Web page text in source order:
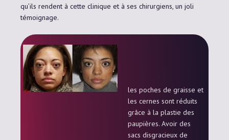
qu’ils rendent à cette clinique et à ses chirurgiens, un joli
témoignage.
les poches de graisse et
les cernes sont réduits
grâce à la plastie des
paupières. Avoir des
sacs disgracieux de